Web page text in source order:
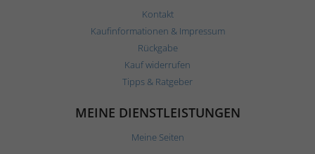
Kontakt
Kaufinformationen & Impressum
Rückgabe
Kauf widerrufen
Tipps & Ratgeber
MEINE DIENSTLEISTUNGEN
Meine Seiten